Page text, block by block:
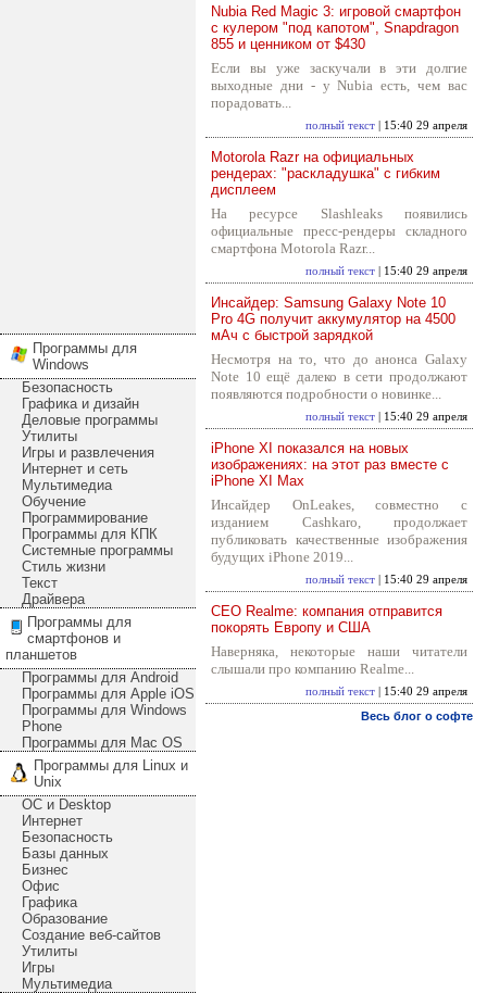
Программы для
Windows
Безопасность
Графика и дизайн
Деловые программы
Утилиты
Игры и развлечения
Интернет и сеть
Мультимедиа
Обучение
Программирование
Программы для КПК
Системные программы
Стиль жизни
Текст
Драйвера
Программы для
смартфонов и
планшетов
Программы для Android
Программы для Apple iOS
Программы для Windows
Phone
Программы для Mac OS
Программы для Linux и
Unix
ОС и Desktop
Интернет
Безопасность
Базы данных
Бизнес
Офис
Графика
Образование
Создание веб-сайтов
Утилиты
Игры
Мультимедиа
Nubia Red Magic 3: игровой смартфон
с кулером "под капотом", Snapdragon
855 и ценником от $430
Если вы уже заскучали в эти долгие
выходные дни - у Nubia есть, чем вас
порадовать...
полный текст | 15:40 29 апреля
Motorola Razr на официальных
рендерах: "раскладушка" с гибким
дисплеем
На ресурсе Slashleaks появились
официальные пресс-рендеры складного
смартфона Motorola Razr...
полный текст | 15:40 29 апреля
Инсайдер: Samsung Galaxy Note 10
Pro 4G получит аккумулятор на 4500
мАч с быстрой зарядкой
Несмотря на то, что до анонса Galaxy
Note 10 ещё далеко в сети продолжают
появляются подробности о новинке...
полный текст | 15:40 29 апреля
iPhone XI показался на новых
изображениях: на этот раз вместе с
iPhone XI Max
Инсайдер OnLeakes, совместно с
изданием Cashkaro, продолжает
публиковать качественные изображения
будущих iPhone 2019...
полный текст | 15:40 29 апреля
CEO Realme: компания отправится
покорять Европу и США
Наверняка, некоторые наши читатели
слышали про компанию Realme...
полный текст | 15:40 29 апреля
Весь блог о софте